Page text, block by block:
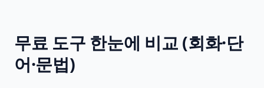
무료 도구 한눈에 비교 (회화·단
어·문법)